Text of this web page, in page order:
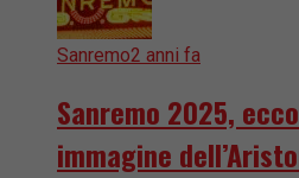
Sanremo2 anni fa
Sanremo 2025,
immagine